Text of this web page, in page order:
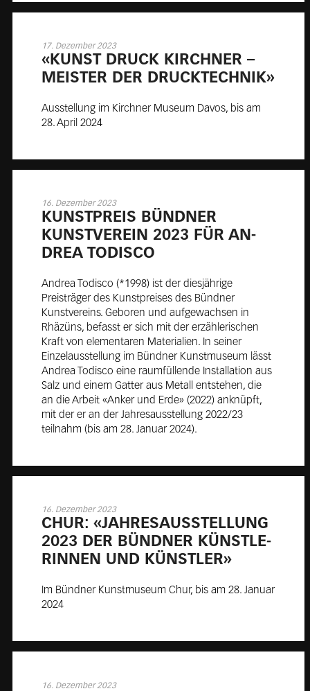
17. Dezember 2023
«KUNST DRUCK KIRCH­NER –
MEIS­TER DER DRUCK­TECH­NIK»
Ausstellung im Kirchner Museum Davos, bis am
28. April 2024
16. Dezember 2023
KUNST­PREIS BÜND­NER
KUNST­VER­EIN 2023 FÜR AN­
DREA TO­DIS­CO
Andrea Todisco (*1998) ist der diesjährige
Preisträger des Kunstpreises des Bündner
Kunstvereins. Geboren und aufgewachsen in
Rhäzüns, befasst er sich mit der erzählerischen
Kraft von elementaren Materialien. In seiner
Einzelausstellung im Bündner Kunstmuseum lässt
Andrea Todisco eine raumfüllende Installation aus
Salz und einem Gatter aus Metall entstehen, die
an die Arbeit «Anker und Erde» (2022) anknüpft,
mit der er an der Jahresausstellung 2022/23
teilnahm (bis am 28. Januar 2024).
16. Dezember 2023
CHUR: «JAH­RES­AUS­STEL­LUNG
2023 DER BÜND­NER KÜNST­LE­
RIN­NEN UND KÜNST­LER»
Im Bündner Kunstmuseum Chur, bis am 28. Januar
2024
16. Dezember 2023